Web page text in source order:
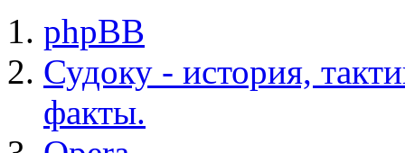
phpBB
Судоку - история,
факты.